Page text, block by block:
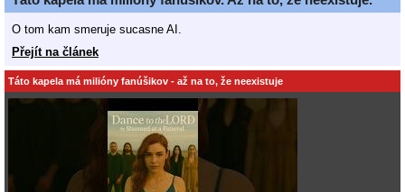
O tom kam smeruje sucasne AI.
Přejít na článek
Táto kapela má milióny fanúšikov - až na to, že neexistuje